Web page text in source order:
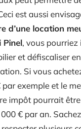
est aussi
d’une location
Pinel, vous pourriez
et défiscaliser
Si vous
exemple et le
impôt pourrait
€ par an.